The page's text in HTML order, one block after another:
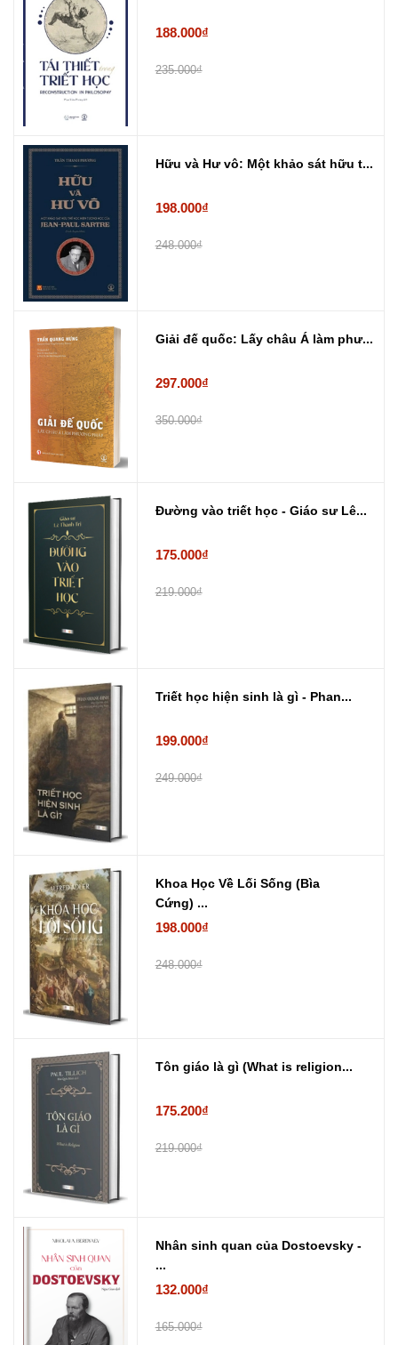
188.000₫
235.000₫
Hữu và Hư vô: Một khảo sát hữu t...
198.000₫
248.000₫
Giải đế quốc: Lấy châu Á làm phư...
297.000₫
350.000₫
Đường vào triết học - Giáo sư Lê...
175.000₫
219.000₫
Triết học hiện sinh là gì - Phan...
199.000₫
249.000₫
Khoa Học Về Lối Sống (Bìa
Cứng) ...
198.000₫
248.000₫
Tôn giáo là gì (What is religion...
175.200₫
219.000₫
Nhân sinh quan của Dostoevsky -
...
132.000₫
165.000₫